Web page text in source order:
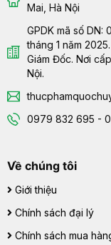
Mai, Hà Nội
GPDK mã số DN:
tháng 1 năm
Giám Đốc. Nơi
Nội.
0979 832 695 -
Về chúng tôi
Giới thiệu
Chính sách đại lý
Chính sách mua